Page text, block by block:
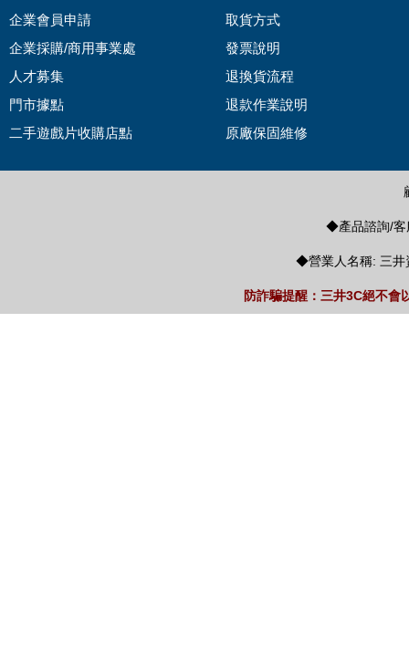
企業會員申請
企業採購/商用事業處
人才募集
門市據點
二手遊戲片收購店點
取貨方式
發票說明
退換貨流程
退款作業說明
原廠保固維修
◆產品諮詢/客
◆營業人名稱: 三井
防詐騙提醒：三井3C絕不會